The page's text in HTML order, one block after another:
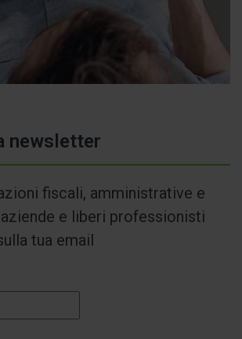
newsletter
fiscali, amministrative e
e liberi professionisti
tua email